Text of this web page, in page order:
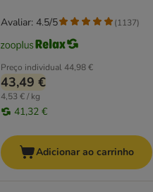
Preço individual44,98 €
43,49 €
4,53 € / kg
41,32 €
Avaliar: 4.5/5 (1137)
Adicionar ao carrinho